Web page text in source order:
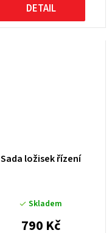
DETAIL
Sada ložisek řízení
Skladem
790 Kč